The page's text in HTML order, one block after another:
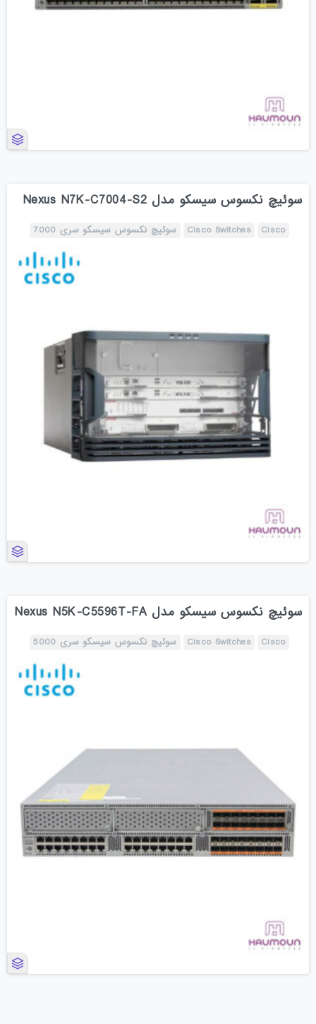
سوئیچ نکسوس سیسکو مدل Nexus N7K-C7004-S2
Cisco
Cisco Switches سوئیچ نکسوس سیسکو سری 7000
سوئیچ نکسوس سیسکو مدل Nexus N5K-C5596T-FA
Cisco
Cisco Switches سوئیچ نکسوس سیسکو سری 5000